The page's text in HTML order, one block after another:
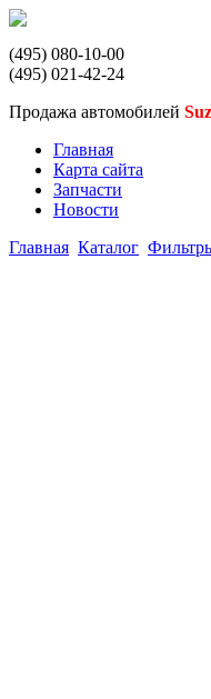
(495) 080-10-00
(495) 021-42-24
Продажа автомобилей
Главная
Карта сайта
Запчасти
Новости
Главная Каталог